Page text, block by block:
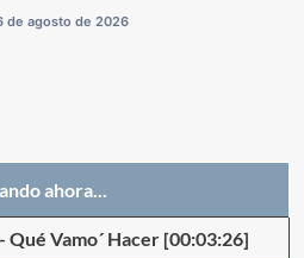
de agosto de 2026
ahora...
Qué Vamo´ Hacer [00:03:26]